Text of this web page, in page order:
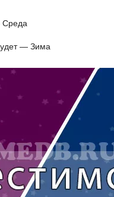
Среда
— Зима